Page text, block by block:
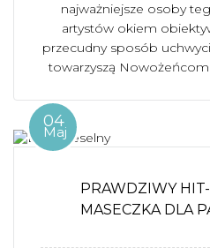
najważniejsze osoby
artystów okiem
przecudny sposób
towarzyszą
04
Maj
PRAWDZIWY
MASECZKA DLA